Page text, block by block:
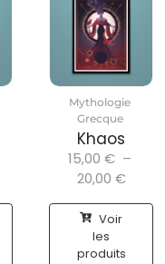
Mythologie
Grecque
Khaos
15,00 € –
20,00 €
Voir
les
produits